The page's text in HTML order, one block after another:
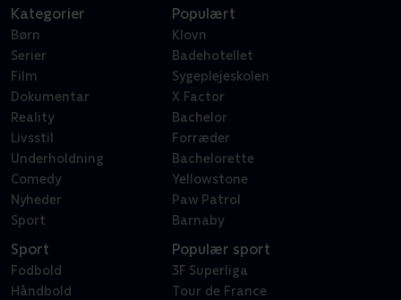
Kategorier
Børn
Serier
Film
Dokumentar
Reality
Livsstil
Underholdning
Comedy
Nyheder
Sport
Populært
Klovn
Badehotellet
Sygeplejeskolen
X Factor
Bachelor
Forræder
Bachelorette
Yellowstone
Paw Patrol
Barnaby
Sport
Fodbold
Håndbold
Populær sport
3F Superliga
Tour de France